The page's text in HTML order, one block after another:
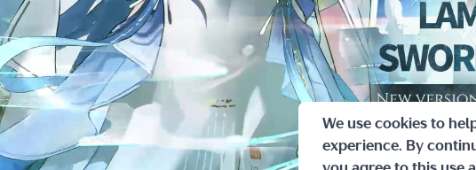
We use cookies to
experience. By